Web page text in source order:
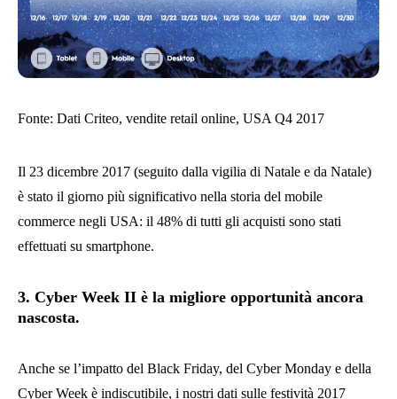
Fonte: Dati Criteo, vendite retail online, USA Q4 2017
Il 23 dicembre 2017 (seguito dalla vigilia di Natale e da Natale)
è stato il giorno più significativo nella storia del mobile
commerce negli USA: il 48% di tutti gli acquisti sono stati
effettuati su smartphone.
3. Cyber Week II è la migliore opportunità ancora
nascosta.
Anche se l’impatto del Black Friday, del Cyber Monday e della
Cyber Week è indiscutibile, i nostri dati sulle festività 2017